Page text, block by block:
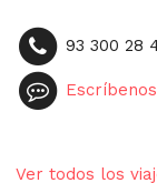
93 300 28
Escríbenos
Ver todos los